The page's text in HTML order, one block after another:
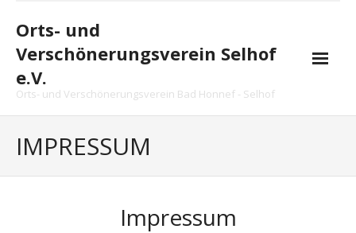
contentOrts- und
Verschönerungsverein Selhof
e.V.
Orts- und Verschönerungsverein Bad Honnef - Selhof
IMPRESSUM
Impressum